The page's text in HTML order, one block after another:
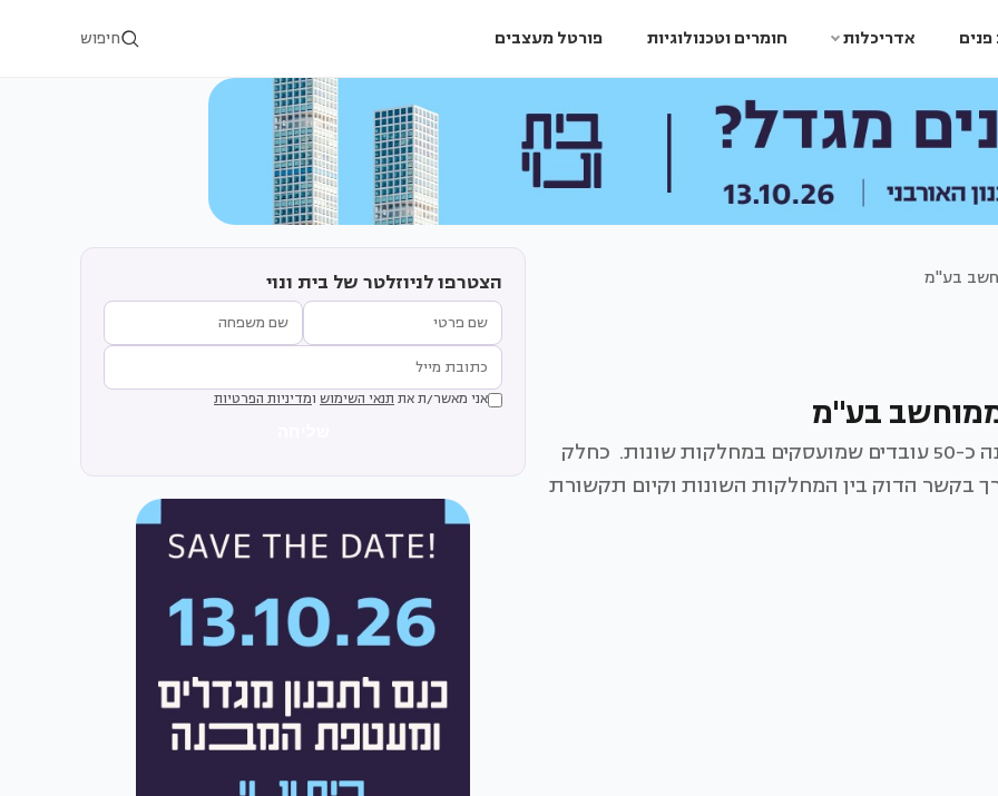
פנים אדריכלות חומרים וטכנולוגיות פורטל מעצבים חיפוש
בע"מ
בע"מ
חברת מר"מ היא חברת תוכנה בתחום הרכב, המונה כ-50 עובדים שמועסקים במחלקות שונות. כחלק
בקשר הדוק בין המחלקות השונות וקיום תקשורת
הצטרפו לניוזלטר של בית ונוי
אני מאשר/ת אתתנאי השימוש ומדיניות הפרטיות